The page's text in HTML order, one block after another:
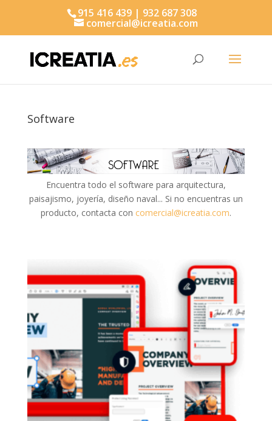
915 416 439 | 932 687 308
comercial@icreatia.com
Software
Encuentra todo el software para arquitectura,
paisajismo, joyería, diseño naval... Si no encuentras un
producto, contacta con comercial@icreatia.com.